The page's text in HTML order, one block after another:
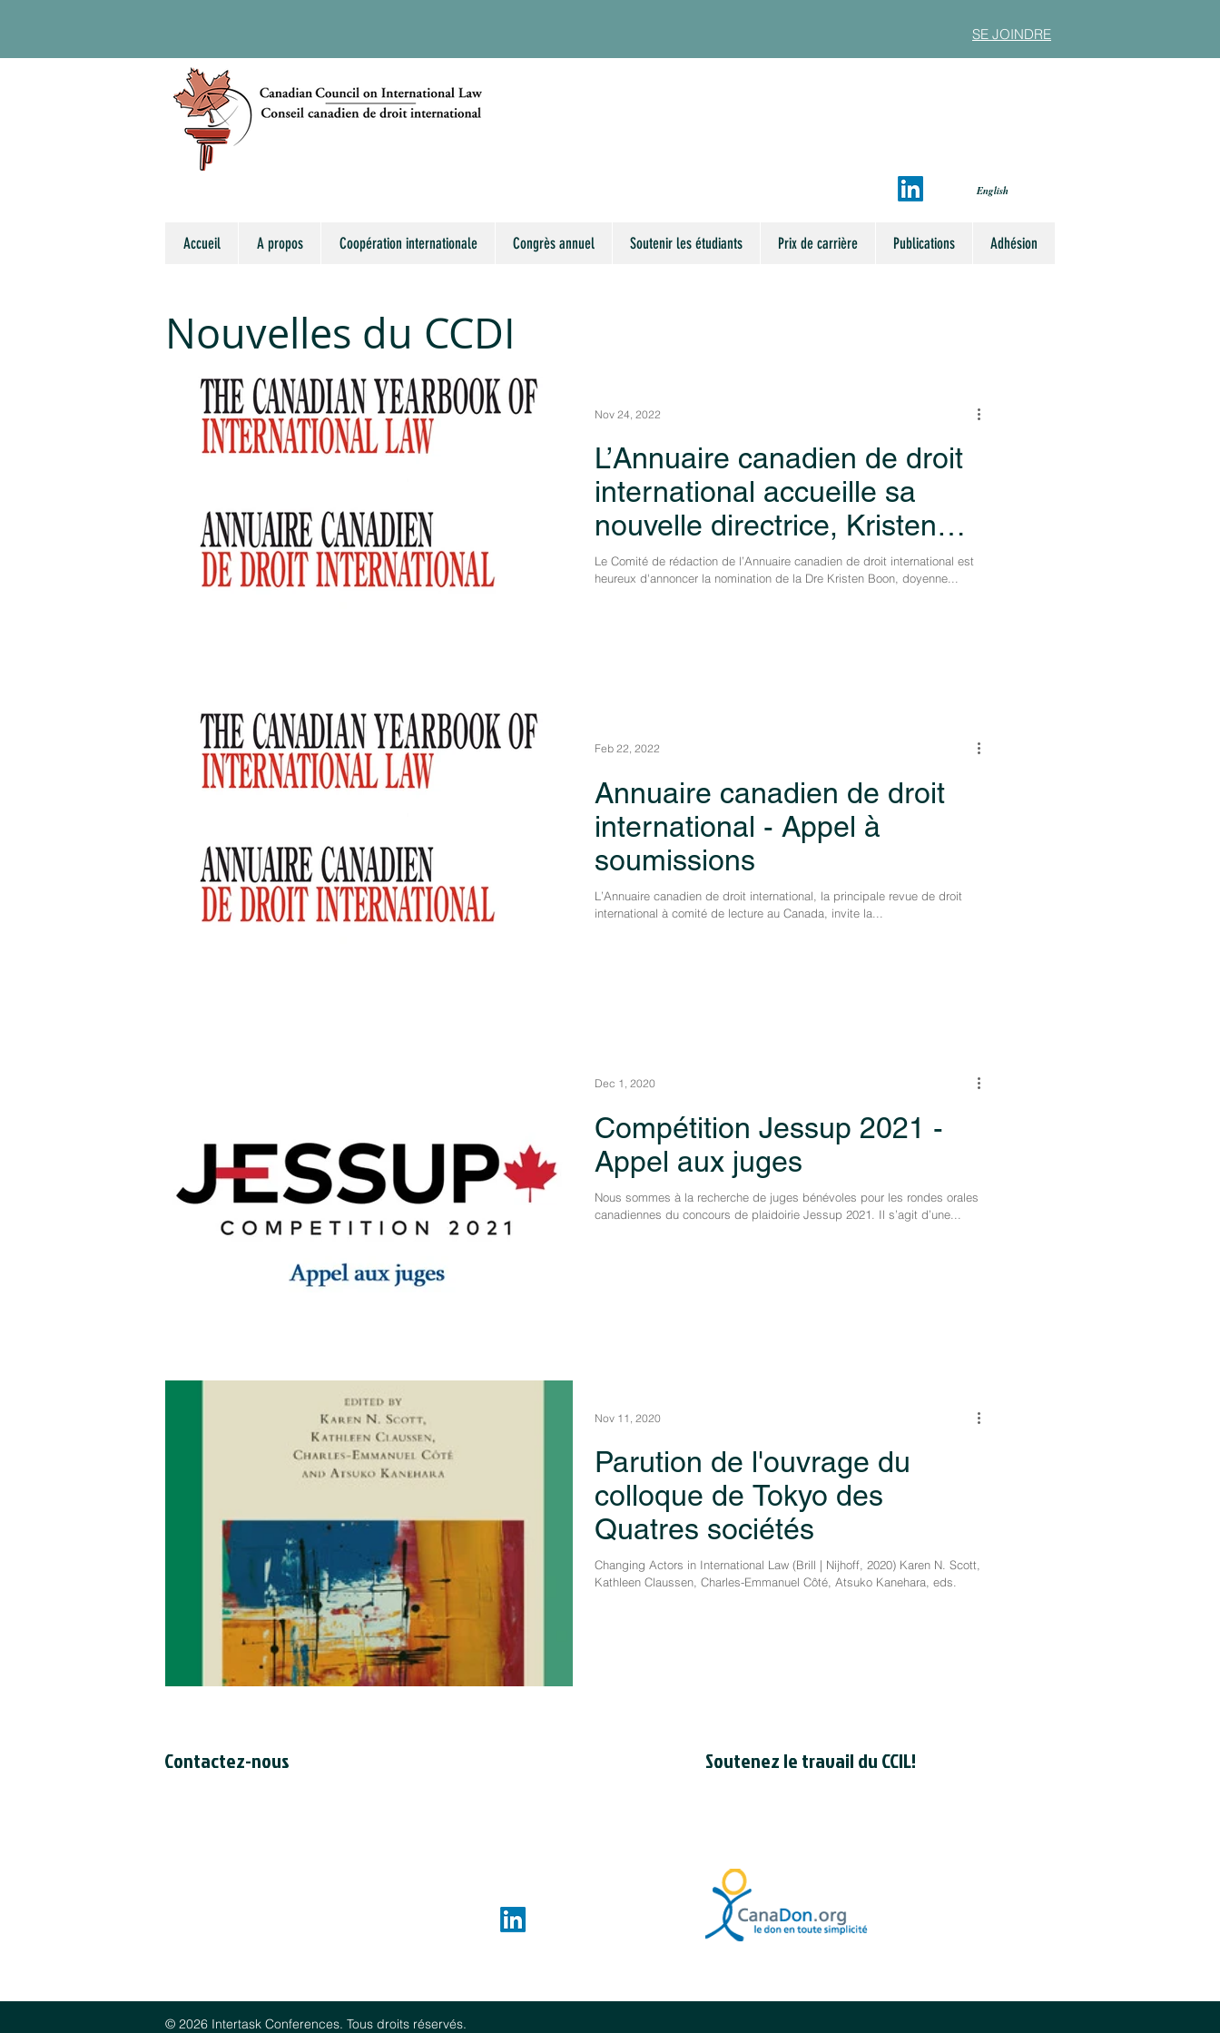
Accueil A propos Coopération internationale Congrès annuel Soutenir les étudiants Prix de carrière Publications Adhésion
English
Nouvelles du CCDI
L’Annuaire canadien de droit
international accueille sa
nouvelle directrice, Kristen
Boon
Le Comité de rédaction de l’Annuaire canadien de droit international est
heureux d'annoncer la nomination de la Dre Kristen Boon, doyenne...
Nov 24, 2022
Annuaire canadien de droit
international - Appel à
soumissions
L’Annuaire canadien de droit international, la principale revue de droit
international à comité de lecture au Canada, invite la...
Feb 22, 2022
Compétition Jessup 2021 -
Appel aux juges
Nous sommes à la recherche de juges bénévoles pour les rondes orales
canadiennes du concours de plaidoirie Jessup 2021. Il s’agit d’une...
Dec 1, 2020
Parution de l'ouvrage du
colloque de Tokyo des
Quatres sociétés
Changing Actors in International Law (Brill | Nijhoff, 2020) Karen N. Scott,
Kathleen Claussen, Charles-Emmanuel Côté, Atsuko Kanehara, eds.
Nov 11, 2020
SE JOINDRE
Contactez-nous Soutenez le travail du CCIL!
© 2026 Intertask Conferences. Tous droits réservés.